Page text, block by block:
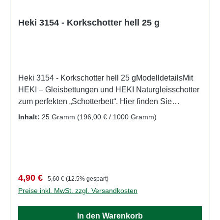
Heki 3154 - Korkschotter hell 25 g
Heki 3154 - Korkschotter hell 25 gModelldetailsMit
HEKI – Gleisbettungen und HEKI Naturgleisschotter
zum perfekten „Schotterbett“. Hier finden Sie
Gleisbettungen für alle gängigen Spurweiten,
für das perfekte „Schotterbett“.Detailliertes
maßstabsgetreues Modell für erwachsene Sammler.
Vorsichtig behandeln. Nicht für Kinder unter 14
Inhalt: 25 Gramm (196,00 € / 1000 Gramm)
Verkaufspreis:
4,90 € Regulärer Preis:
5,60 € (12.5% gespart)
Preise inkl. MwSt. zzgl. Versandkosten
In den Warenkorb